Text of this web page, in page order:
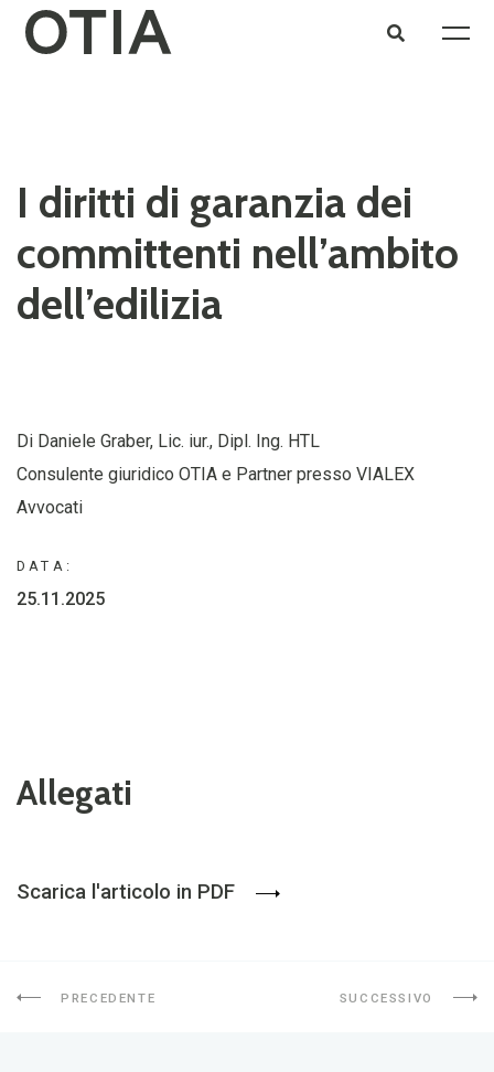
I diritti di garanzia dei
committenti nell’ambito
dell’edilizia
Di Daniele Graber, Lic. iur., Dipl. Ing. HTL
Consulente giuridico OTIA e Partner presso VIALEX
Avvocati
DATA:
25.11.2025
Allegati
Scarica l'articolo in PDF
PRECEDENTE SUCCESSIVO